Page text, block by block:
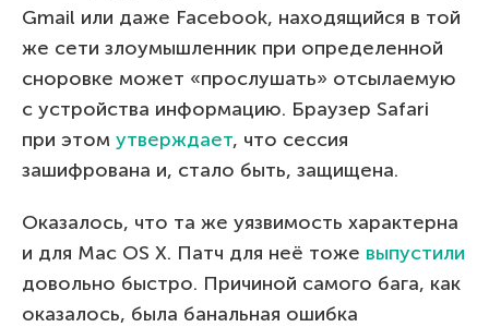
Gmail или даже Facebook, находящийся в той
же сети злоумышленник при определенной
сноровке может «прослушать» отсылаемую
с устройства информацию. Браузер Safari
при этом утверждает, что сессия
зашифрована и, стало быть, защищена.
Оказалось, что та же уязвимость характерна
и для Mac OS X. Патч для неё тоже выпустили
довольно быстро. Причиной самого бага, как
оказалось, была банальная ошибка